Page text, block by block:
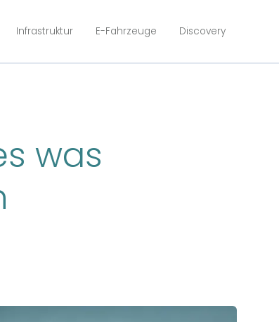
Infrastruktur E-Fahrzeuge Discovery
was